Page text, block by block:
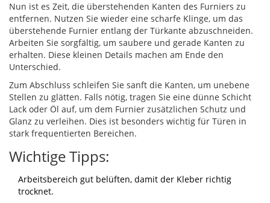
Nun ist es Zeit, die überstehenden Kanten des Furniers zu
entfernen. Nutzen Sie wieder eine scharfe Klinge, um das
überstehende Furnier entlang der Türkante abzuschneiden.
Arbeiten Sie sorgfältig, um saubere und gerade Kanten zu
erhalten. Diese kleinen Details machen am Ende den
Unterschied.
Zum Abschluss schleifen Sie sanft die Kanten, um unebene
Stellen zu glätten. Falls nötig, tragen Sie eine dünne Schicht
Lack oder Öl auf, um dem Furnier zusätzlichen Schutz und
Glanz zu verleihen. Dies ist besonders wichtig für Türen in
stark frequentierten Bereichen.
Wichtige Tipps:
Arbeitsbereich gut belüften, damit der Kleber richtig
trocknet.